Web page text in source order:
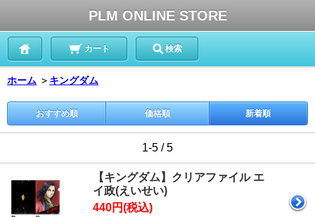
PLM ONLINE STORE
カート 検索
ホーム ＞ キングダム
おすすめ順 価格順 新着順
1-5 / 5
【キングダム】クリアファイル エ
イ政(えいせい)
440円(税込)